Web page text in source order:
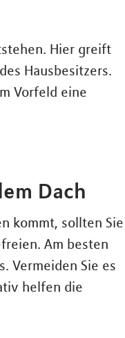
Hier greift
Hausbesitzers.
Vorfeld eine
Dach
kommt, sollten Sie
Am besten
Vermeiden Sie es
helfen die